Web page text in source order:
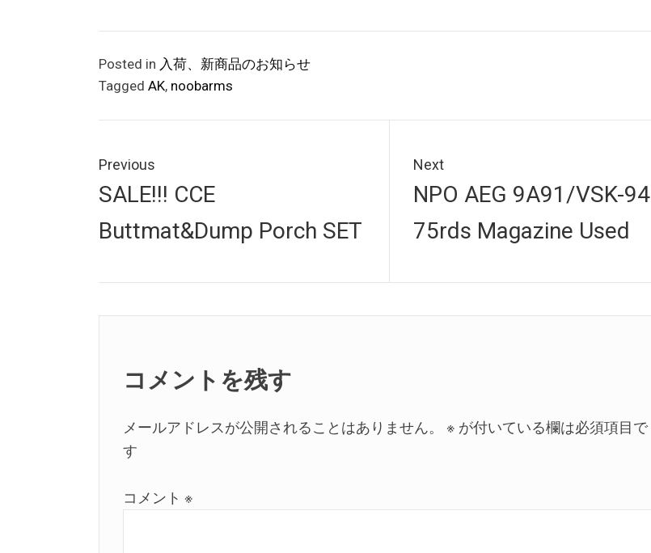
Posted in 入荷、新商品のお知らせ
Tagged AK, noobarms
稿
ナ
ビ
ゲ
ー
ョ
Previous
Previous
SALE!!! CCE
Buttmat&Dump Porch SET
Next
Next
NPO AEG 9A91/VSK-94
75rds Magazine Used
コメントを残す
メールアドレスが公開されることはありません。 ※ が付いている欄は必須項目で
す
コメント ※